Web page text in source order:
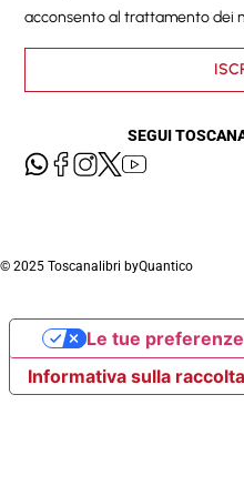
acconsento al trattamento dei
SEGUI
© 2025 Toscanalibri byQuantico
Informativa sulla raccolta
Le tue